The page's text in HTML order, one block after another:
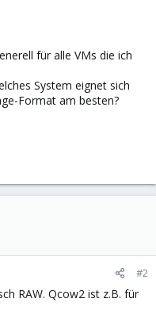
für alle VMs die ich
System eignet sich
Format am besten?
#2
RAW. Qcow2 ist z.B. für